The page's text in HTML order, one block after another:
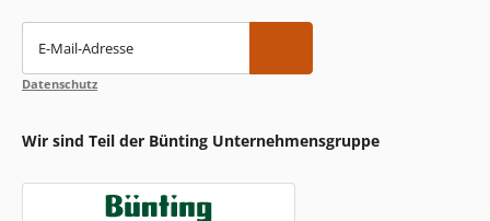
E-Mail-Adresse
Datenschutz
Wir sind Teil der Bünting Unternehmensgruppe